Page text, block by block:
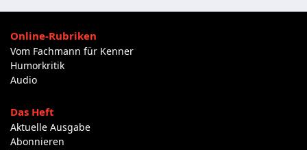
Online-Rubriken
Vom Fachmann für Kenner
Humorkritik
Audio
Das Heft
Aktuelle Ausgabe
Abonnieren